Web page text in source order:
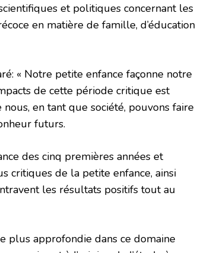
et politiques concernant les
en matière de famille, d’éducation
« Notre petite enfance façonne notre
de cette période critique est
en tant que société, pouvons faire
futurs.
des cinq premières années et
critiques de la petite enfance, ainsi
les résultats positifs tout au
plus approfondie dans ce domaine